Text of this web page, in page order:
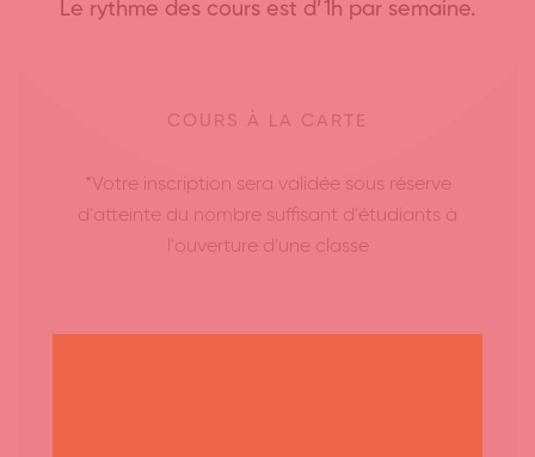
Le rythme des cours est d’1h par semaine.
COURS À LA CARTE
*Votre inscription sera validée sous réserve
d'atteinte du nombre suffisant d'étudiants à
l'ouverture d'une classe